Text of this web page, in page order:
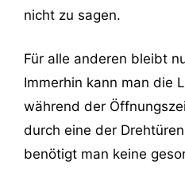
nicht zu sagen.
Für alle anderen bleibt
Immerhin kann man die
während der
durch eine der
benötigt man keine